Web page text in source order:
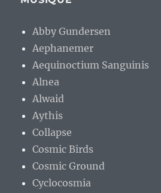
Abby Gundersen
Aephanemer
Aequinoctium Sanguinis
Alnea
Alwaid
Aythis
Collapse
Cosmic Birds
Cosmic Ground
Cyclocosmia